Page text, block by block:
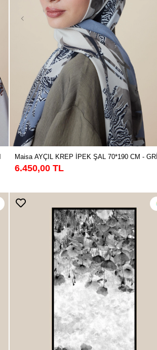
Maisa AYÇIL KREP İPEK ŞAL 70*190 CM - GRİ
6.450,00 TL